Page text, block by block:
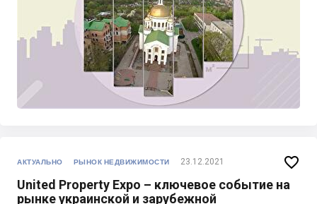
АКТУАЛЬНО РЫНОК НЕДВИЖИМОСТИ 23.12.2021
United Property Expo – ключевое событие на
рынке украинской и зарубежной
